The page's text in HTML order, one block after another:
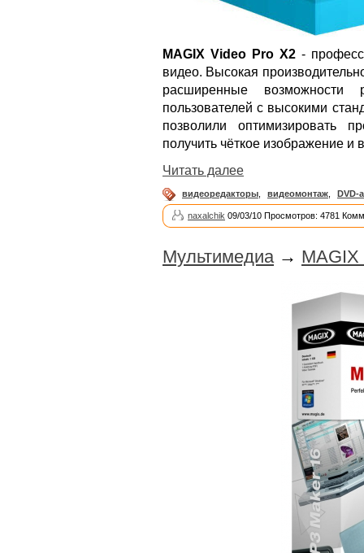
MAGIX Video Pro X2 -
видео. Высокая
расширенные возможности
пользователей с высокими
позволили оптимизировать
получить чёткое изображение и
Читать далее
видеоредакторы видеомонтаж DVD-
naxalchik 09/03/10 Просмотров: 4781
Мультимедиа → MAGIX